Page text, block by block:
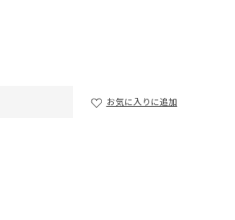
お気に入りに追加